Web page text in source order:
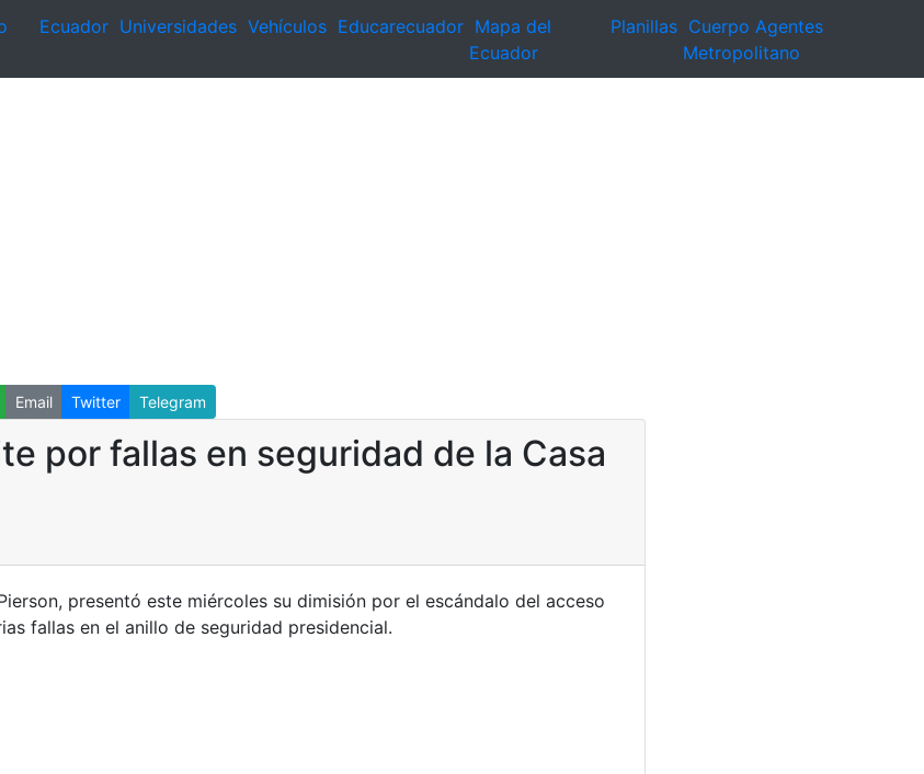
Ecuador Universidades Vehículos Educarecuador Mapa del
Ecuador
Planillas Cuerpo Agentes
Metropolitano
Email Twitter Telegram
por fallas en seguridad de la Casa
presentó este miércoles su dimisión por el escándalo del acceso
fallas en el anillo de seguridad presidencial.